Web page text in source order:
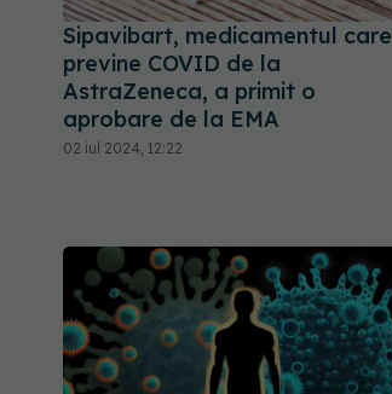
Sipavibart, medicamentul care
previne COVID de la
AstraZeneca, a primit o
aprobare de la EMA
02 iul 2024, 12:22